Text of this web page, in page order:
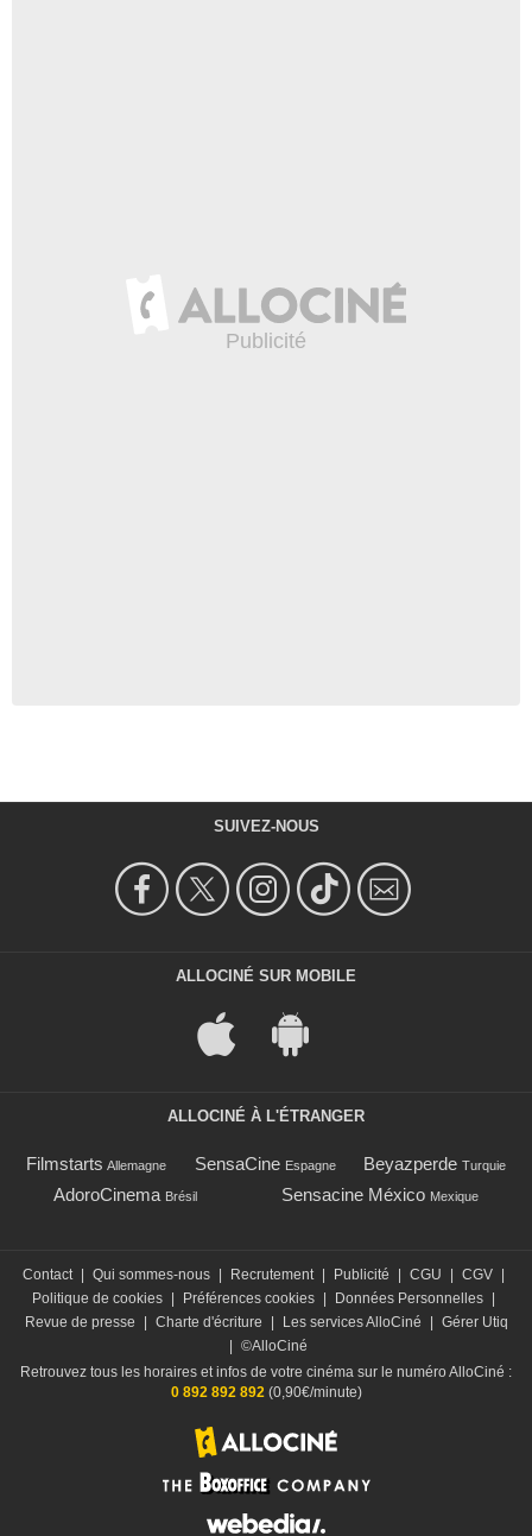
SUIVEZ-NOUS
ALLOCINÉ SUR MOBILE
ALLOCINÉ À L'ÉTRANGER
Filmstarts Allemagne SensaCine Espagne Beyazperde Turquie
AdoroCinema Brésil Sensacine México Mexique
Contact Qui sommes-nous Recrutement Publicité CGU CGV
Politique de cookies
Préférences cookies Données Personnelles
Revue de presse
Charte d'écriture Les services AlloCiné
Gérer Utiq
©AlloCiné
Retrouvez tous les horaires et infos de votre cinéma sur le numéro AlloCiné :
0 892 892 892(0,90€/minute)